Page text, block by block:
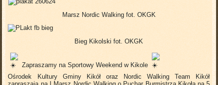
Marsz Nordic Walking fot. OKGK
Bieg Kikolski fot. OKGK
Zapraszamy na Sportowy Weekend w Kikole
Ośrodek Kultury Gminy Kikół oraz Nordic Walking Team Kikół